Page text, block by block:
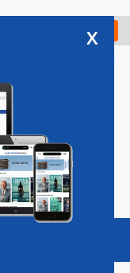
Check in
Vacatures
x